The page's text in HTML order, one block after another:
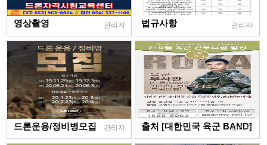
영상촬영 관리자 법규사항 관리자
드론운용/정비병모집 관리자 출처 [대한민국 육군 BAND]
관리자